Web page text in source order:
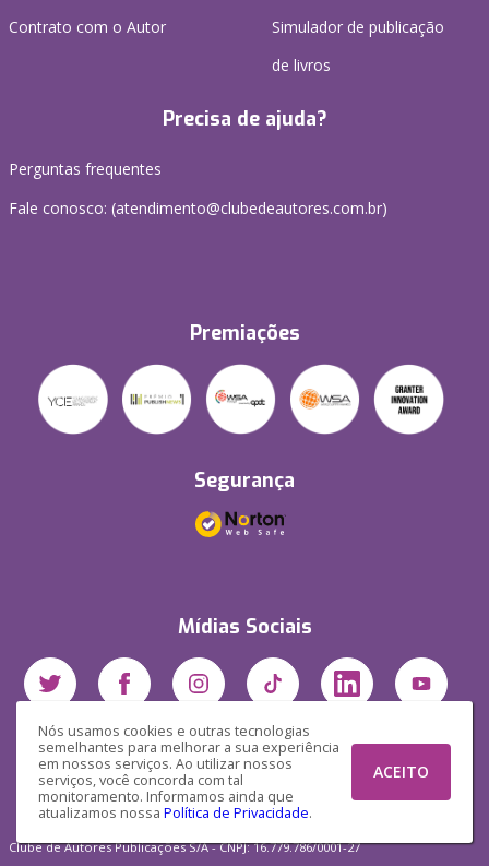
Nós usamos cookies e outras tecnologias
semelhantes para melhorar a sua experiência
em nossos serviços. Ao utilizar nossos
serviços, você concorda com tal
monitoramento. Informamos ainda que
atualizamos nossa Política de Privacidade.
ACEITO
Contrato com o Autor
Simulador de publicação
de livros
Precisa de ajuda?
Perguntas frequentes
Fale conosco: (atendimento@clubedeautores.com.br)
Premiações
Segurança
Mídias Sociais
Clube de Autores Publicações S/A - CNPJ: 16.779.786/0001-27